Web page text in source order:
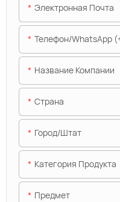
Электронная Почта
Телефон/WhatsApp
Название Компании
Страна
Город/штат
Категория Продукта
Предмет